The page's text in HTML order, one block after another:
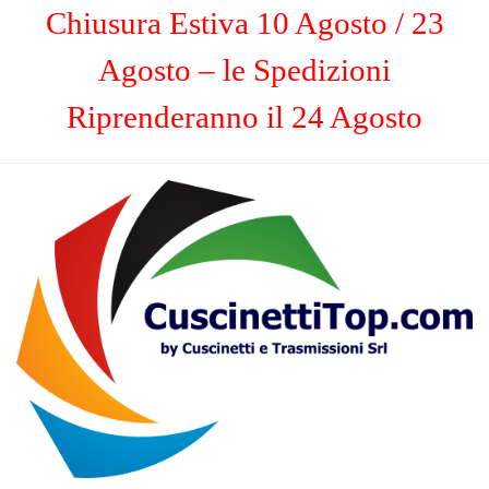
Chiusura Estiva 10 Agosto / 23
Agosto – le Spedizioni
Riprenderanno il 24 Agosto